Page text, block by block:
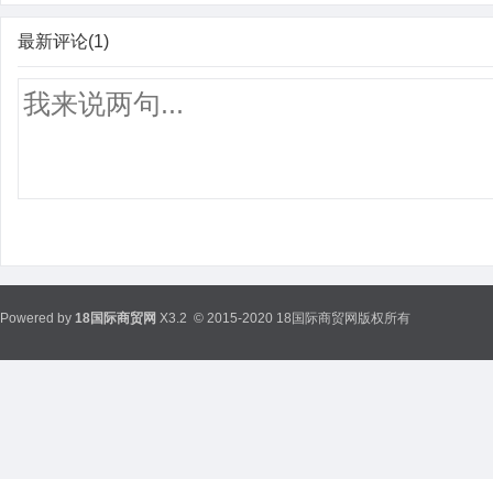
最新评论(1)
Powered by 18国际商贸网 X3.2 © 2015-2020 18国际商贸网版权所有